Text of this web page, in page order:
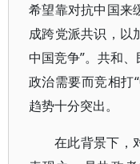
希望靠对抗中国来
成跨党派共识，以
中国竞争”。共和
政治需要而竞相打
趋势十分突出。
在此背景下，